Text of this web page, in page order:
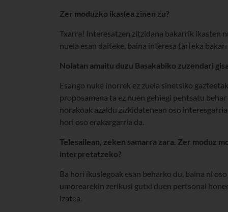
Zer moduzko ikaslea zinen zu?
Txarra! Interesatzen zitzidana bakarrik ikasten
nuela esan daiteke, baina interesa tarteka
Nolatan amaitu duzu Basakabiko zuzendari
Esango nuke inorrek ez zuela sinetsiko
proposamena ta ez nuen gehiegi pentsatu
norakoak azaldu zizkidatenean oso
hori oso erakargarria da.
Telesailean, zeken samarra zara. Zer moduz
interpretatzeko?
Ba hori ikuslegoak esan beharko du, baina ni
umorearekin zerikusi gutxi duen pertsonai
izatea.